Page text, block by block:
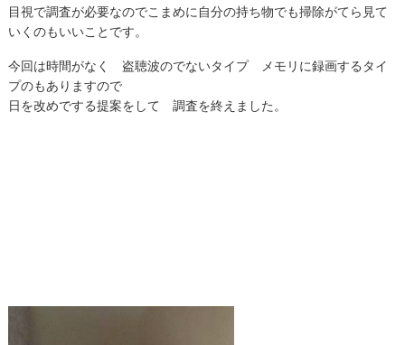
目視で調査が必要なのでこまめに自分の持ち物でも掃除がてら見て
いくのもいいことです。
今回は時間がなく 盗聴波のでないタイプ メモリに録画するタイ
プのもありますので
日を改めでする提案をして 調査を終えました。